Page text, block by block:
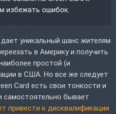
избежать ошибок.
уникальный шанс жителям
в Америку и получить
простой (и
в США. Но все же следует
Card есть свои тонкости и
самостоятельно бывает
привести к дисквалификации